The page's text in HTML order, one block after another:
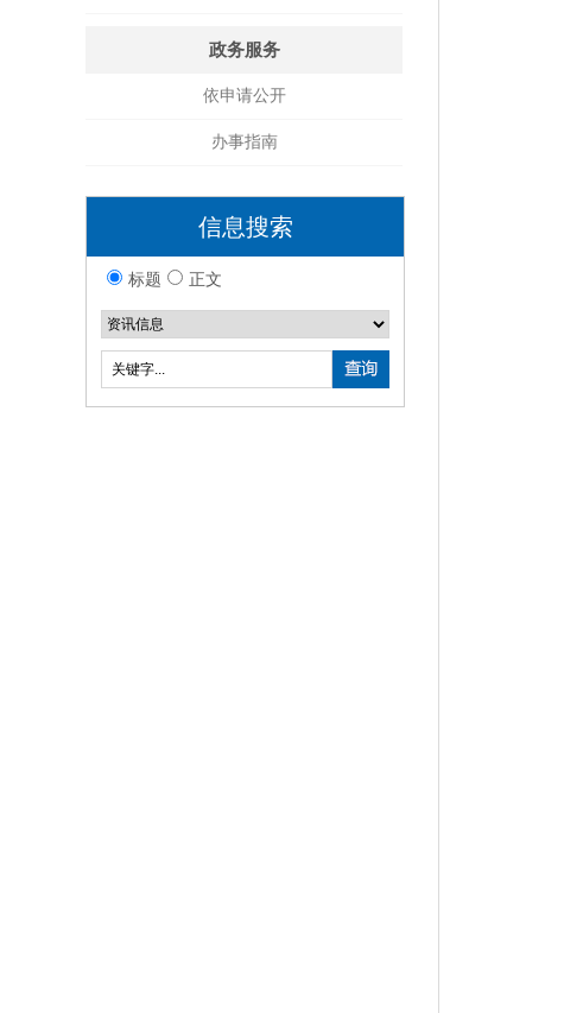
政务服务
依申请公开
办事指南
信息搜索
标题 正文